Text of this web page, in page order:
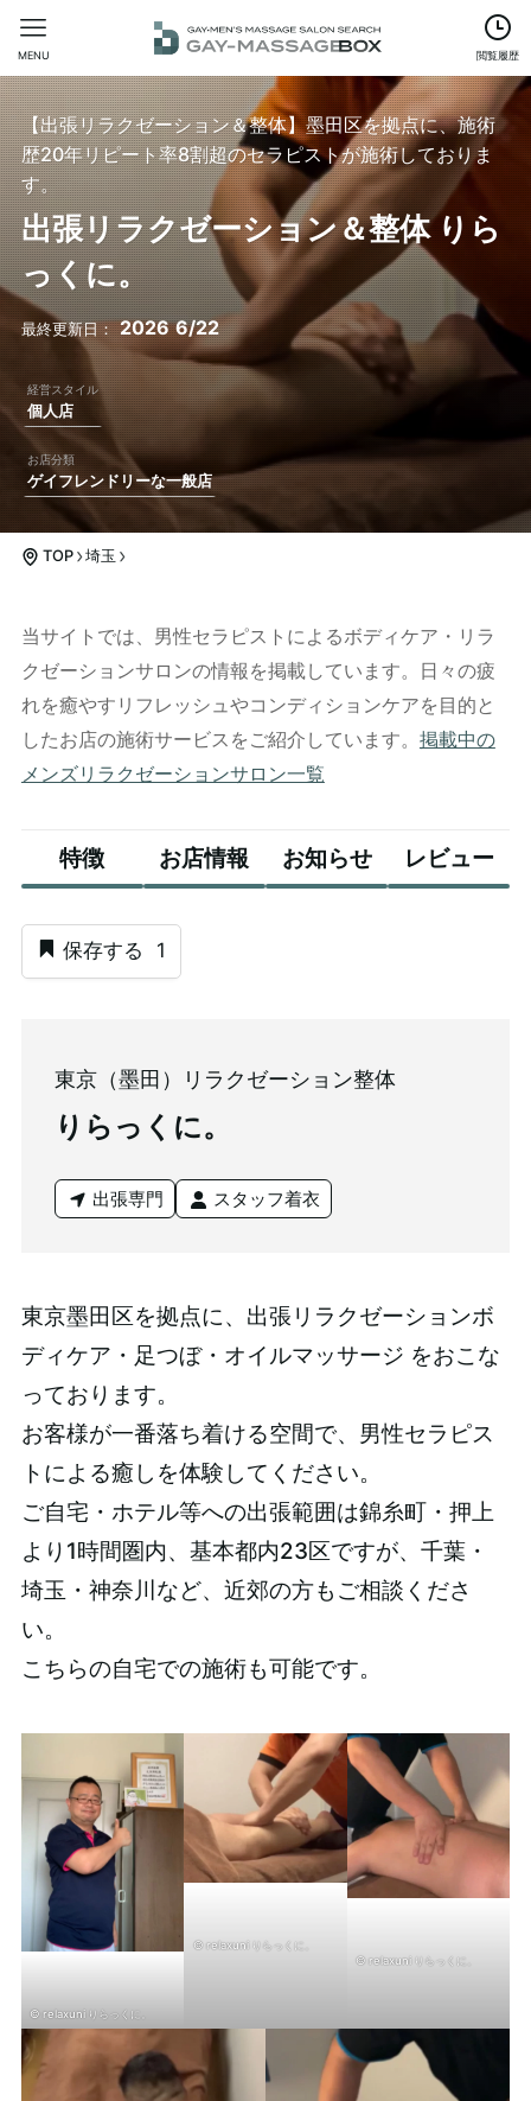
閲覧履歴
MENU
【出張リラクゼーション＆整体】墨田区を拠点に、施術
歴20年リピート率8割超のセラピストが施術しておりま
す。
出張リラクゼーション＆整体 りら
っくに。
2026 6/22
個人店
ゲイフレンドリーな一般店
TOP 埼玉
当サイトでは、男性セラピストによるボディケア・リラ
クゼーションサロンの情報を掲載しています。日々の疲
れを癒やすリフレッシュやコンディションケアを目的と
したお店の施術サービスをご紹介しています。 掲載中の
メンズリラクゼーションサロン一覧
特徴 お店情報 お知らせ レビュー
保存する 1
東京（墨田）リラクゼーション整体
りらっくに。
出張専門 スタッフ着衣
東京墨田区を拠点に、出張リラクゼーションボ
ディケア・足つぼ・オイルマッサージ をおこな
っております。
お客様が一番落ち着ける空間で、男性セラピス
トによる癒しを体験してください。
ご自宅・ホテル等への出張範囲は錦糸町・押上
より1時間圏内、基本都内23区ですが、千葉・
埼玉・神奈川など、近郊の方もご相談くださ
い。
こちらの自宅での施術も可能です。
© relaxuni りらっくに。
© relaxuni りらっくに。
© relaxuni りらっくに。